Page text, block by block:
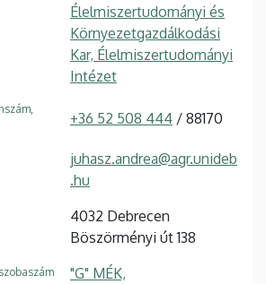
Élelmiszertudományi és
Környezetgazdálkodási
Kar, Élelmiszertudományi
Intézet
+36 52 508 444 / 88170
juhasz.andrea@agr.unideb
.hu
4032 Debrecen
Böszörményi út 138
"G" MÉK,